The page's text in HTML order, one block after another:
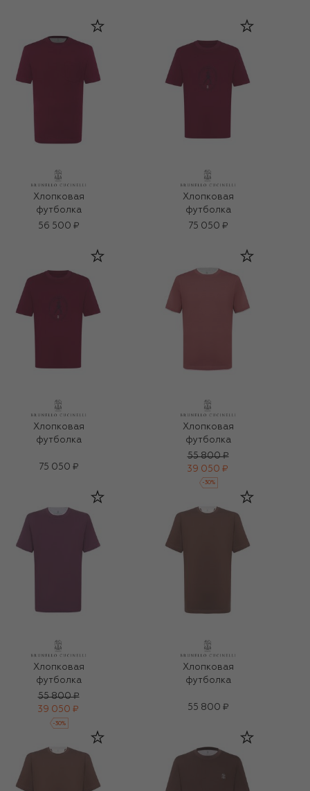
Хлопковая
футболка
56 500 ₽
Хлопковая
футболка
75 050 ₽
Хлопковая
футболка
75 050 ₽
Хлопковая
футболка
55 800 ₽
39 050 ₽
-30%
Хлопковая
футболка
55 800 ₽
39 050 ₽
-30%
Хлопковая
футболка
55 800 ₽